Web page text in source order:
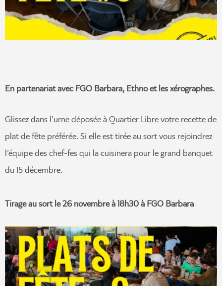
En partenariat avec FGO Barbara, Ethno et les xérographes.
Glissez dans l’urne déposée à Quartier Libre votre recette de
plat de fête préférée. Si elle est tirée au sort vous rejoindrez
l’équipe des chef-fes qui la cuisinera pour le grand banquet
du 15 décembre.
Tirage au sort le 26 novembre à 18h30 à FGO Barbara